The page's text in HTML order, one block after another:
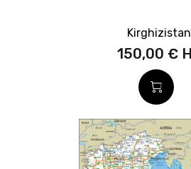
Kirghizistan
150,00 €